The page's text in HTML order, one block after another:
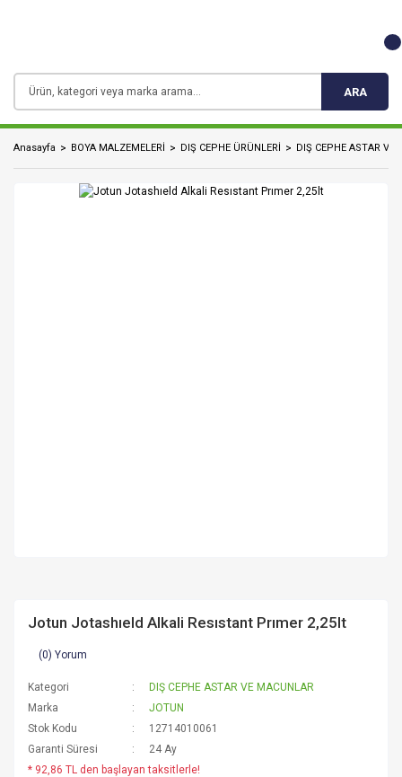
ARA
Anasayfa BOYA MALZEMELERİ DIŞ CEPHE ÜRÜNLERİ DIŞ CEPHE ASTAR VE
Jotun Jotashıeld Alkali Resıstant Prımer 2,25lt
(0) Yorum
Kategori
DIŞ CEPHE ASTAR VE MACUNLAR
Marka
JOTUN
Stok Kodu
12714010061
Garanti Süresi
24 Ay
* 92,86 TL den başlayan taksitlerle!